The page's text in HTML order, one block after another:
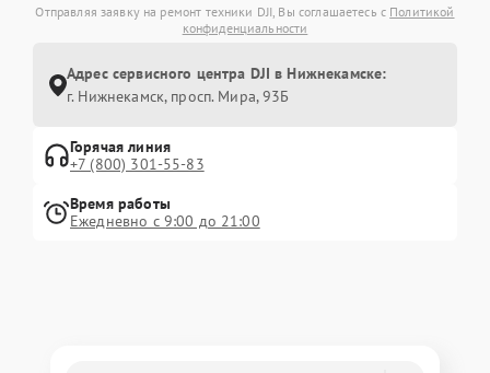
Отправляя заявку на ремонт техники DJI, Вы соглашаетесь с Политикой
конфиденциальности
Адрес сервисного центра DJI в Нижнекамске:
г. Нижнекамск, просп. Мира, 93Б
Горячая линия
+7 (800) 301-55-83
Время работы
Ежедневно с 9:00 до 21:00